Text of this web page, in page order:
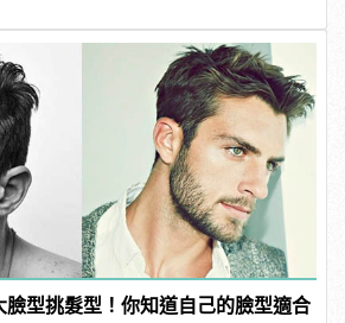
臉型挑髮型！你知道自己的臉型適合